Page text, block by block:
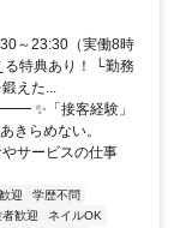
～23:30（実働8時
特典あり！ └勤務
えた...
「接客経験」
きらめない。
ビスの仕事
迎
学歴不問
歓迎
ネイルOK